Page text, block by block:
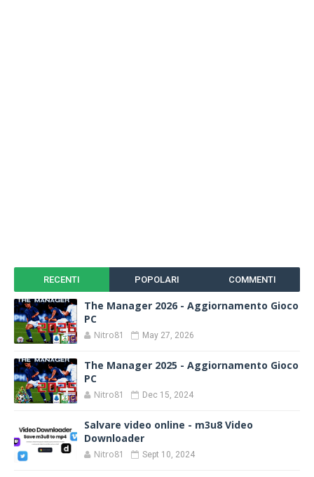
RECENTI POPOLARI COMMENTI
The Manager 2026 - Aggiornamento Gioco
PC
Nitro81 May 27, 2026
The Manager 2025 - Aggiornamento Gioco
PC
Nitro81 Dec 15, 2024
Salvare video online - m3u8 Video
Downloader
Nitro81 Sept 10, 2024